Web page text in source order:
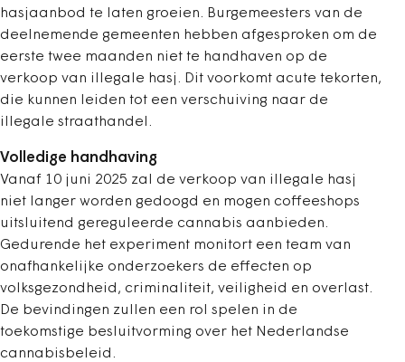
hasjaanbod te laten groeien. Burgemeesters van de
deelnemende gemeenten hebben afgesproken om de
eerste twee maanden niet te handhaven op de
verkoop van illegale hasj. Dit voorkomt acute tekorten,
die kunnen leiden tot een verschuiving naar de
illegale straathandel.
Volledige handhaving
Vanaf 10 juni 2025 zal de verkoop van illegale hasj
niet langer worden gedoogd en mogen coffeeshops
uitsluitend gereguleerde cannabis aanbieden.
Gedurende het experiment monitort een team van
onafhankelijke onderzoekers de effecten op
volksgezondheid, criminaliteit, veiligheid en overlast.
De bevindingen zullen een rol spelen in de
toekomstige besluitvorming over het Nederlandse
cannabisbeleid.